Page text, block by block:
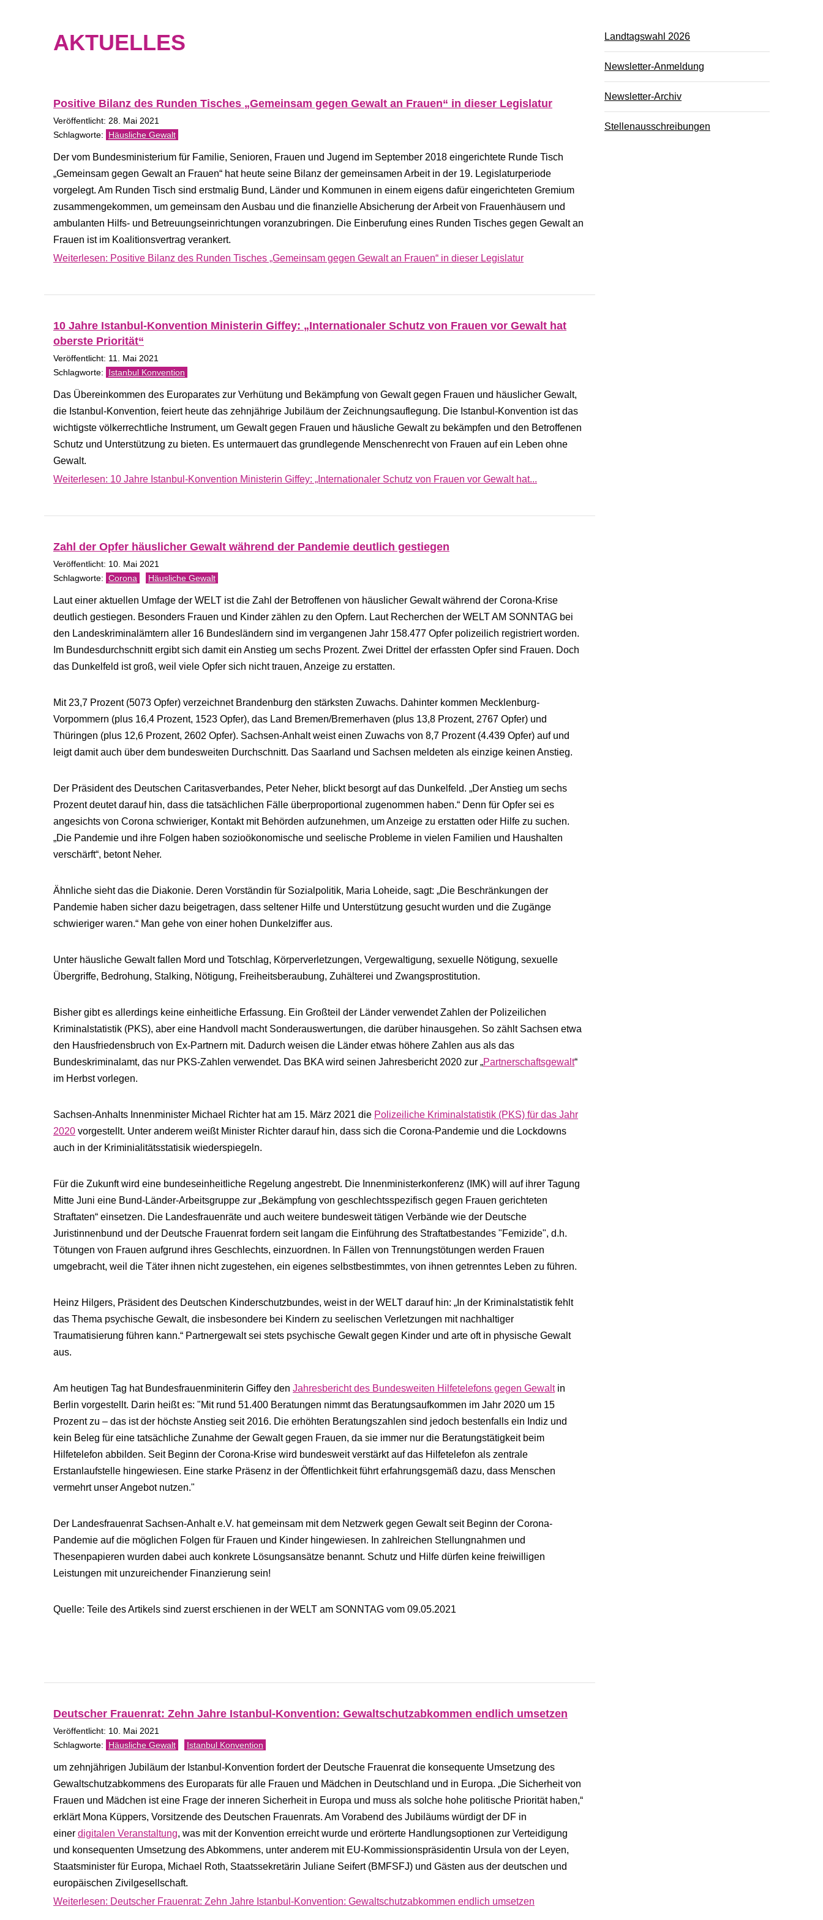
AKTUELLES
Positive Bilanz des Runden Tisches „Gemeinsam gegen Gewalt an Frauen“ in dieser Legislatur
Veröffentlicht: 28. Mai 2021
Häusliche Gewalt
Der vom Bundesministerium für Familie, Senioren, Frauen und Jugend im September 2018 eingerichtete Runde Tisch
„Gemeinsam gegen Gewalt an Frauen“ hat heute seine Bilanz der gemeinsamen Arbeit in der 19. Legislaturperiode
vorgelegt. Am Runden Tisch sind erstmalig Bund, Länder und Kommunen in einem eigens dafür eingerichteten Gremium
zusammengekommen, um gemeinsam den Ausbau und die finanzielle Absicherung der Arbeit von Frauenhäusern und
ambulanten Hilfs- und Betreuungseinrichtungen voranzubringen. Die Einberufung eines Runden Tisches gegen Gewalt an
Frauen ist im Koalitionsvertrag verankert.
Weiterlesen: Positive Bilanz des Runden Tisches „Gemeinsam gegen Gewalt an Frauen“ in dieser Legislatur
10 Jahre Istanbul-Konvention Ministerin Giffey: „Internationaler Schutz von Frauen vor Gewalt hat
oberste Priorität“
Veröffentlicht: 11. Mai 2021
Istanbul Konvention
Das Übereinkommen des Europarates zur Verhütung und Bekämpfung von Gewalt gegen Frauen und häuslicher Gewalt,
die Istanbul-Konvention, feiert heute das zehnjährige Jubiläum der Zeichnungsauflegung. Die Istanbul-Konvention ist das
wichtigste völkerrechtliche Instrument, um Gewalt gegen Frauen und häusliche Gewalt zu bekämpfen und den Betroffenen
Schutz und Unterstützung zu bieten. Es untermauert das grundlegende Menschenrecht von Frauen auf ein Leben ohne
Gewalt.
Weiterlesen: 10 Jahre Istanbul-Konvention Ministerin Giffey: „Internationaler Schutz von Frauen vor Gewalt hat...
Zahl der Opfer häuslicher Gewalt während der Pandemie deutlich gestiegen
Veröffentlicht: 10. Mai 2021
Corona Häusliche Gewalt
Laut einer aktuellen Umfage der WELT ist die Zahl der Betroffenen von häuslicher Gewalt während der Corona-Krise
deutlich gestiegen. Besonders Frauen und Kinder zählen zu den Opfern. Laut Recherchen der WELT AM SONNTAG bei
den Landeskriminalämtern aller 16 Bundesländern sind im vergangenen Jahr 158.477 Opfer polizeilich registriert worden.
Im Bundesdurchschnitt ergibt sich damit ein Anstieg um sechs Prozent. Zwei Drittel der erfassten Opfer sind Frauen. Doch
das Dunkelfeld ist groß, weil viele Opfer sich nicht trauen, Anzeige zu erstatten.
Mit 23,7 Prozent (5073 Opfer) verzeichnet Brandenburg den stärksten Zuwachs. Dahinter kommen Mecklenburg-
Vorpommern (plus 16,4 Prozent, 1523 Opfer), das Land Bremen/Bremerhaven (plus 13,8 Prozent, 2767 Opfer) und
Thüringen (plus 12,6 Prozent, 2602 Opfer). Sachsen-Anhalt weist einen Zuwachs von 8,7 Prozent (4.439 Opfer) auf und
leigt damit auch über dem bundesweiten Durchschnitt. Das Saarland und Sachsen meldeten als einzige keinen Anstieg.
Der Präsident des Deutschen Caritasverbandes, Peter Neher, blickt besorgt auf das Dunkelfeld. „Der Anstieg um sechs
Prozent deutet darauf hin, dass die tatsächlichen Fälle überproportional zugenommen haben.“ Denn für Opfer sei es
angesichts von Corona schwieriger, Kontakt mit Behörden aufzunehmen, um Anzeige zu erstatten oder Hilfe zu suchen.
„Die Pandemie und ihre Folgen haben sozioökonomische und seelische Probleme in vielen Familien und Haushalten
verschärft“, betont Neher.
Ähnliche sieht das die Diakonie. Deren Vorständin für Sozialpolitik, Maria Loheide, sagt: „Die Beschränkungen der
Pandemie haben sicher dazu beigetragen, dass seltener Hilfe und Unterstützung gesucht wurden und die Zugänge
schwieriger waren.“ Man gehe von einer hohen Dunkelziffer aus.
Unter häusliche Gewalt fallen Mord und Totschlag, Körperverletzungen, Vergewaltigung, sexuelle Nötigung, sexuelle
Übergriffe, Bedrohung, Stalking, Nötigung, Freiheitsberaubung, Zuhälterei und Zwangsprostitution.
Bisher gibt es allerdings keine einheitliche Erfassung. Ein Großteil der Länder verwendet Zahlen der Polizeilichen
Kriminalstatistik (PKS), aber eine Handvoll macht Sonderauswertungen, die darüber hinausgehen. So zählt Sachsen etwa
den Hausfriedensbruch von Ex-Partnern mit. Dadurch weisen die Länder etwas höhere Zahlen aus als das
Bundeskriminalamt, das nur PKS-Zahlen verwendet. Das BKA wird seinen Jahresbericht 2020 zur „Partnerschaftsgewalt“
im Herbst vorlegen.
Sachsen-​Anhalts Innenminister Michael Richter hat am 15. März 2021 die Polizeiliche Kriminalstatistik (PKS) für das Jahr
2020 vorgestellt. Unter anderem weißt Minister Richter darauf hin, dass sich die Corona-Pandemie und die Lockdowns
auch in der Kriminialitätsstatisik wiederspiegeln.
Für die Zukunft wird eine bundeseinheitliche Regelung angestrebt. Die Innenministerkonferenz (IMK) will auf ihrer Tagung
Mitte Juni eine Bund-Länder-Arbeitsgruppe zur „Bekämpfung von geschlechtsspezifisch gegen Frauen gerichteten
Straftaten“ einsetzen. Die Landesfrauenräte und auch weitere bundesweit tätigen Verbände wie der Deutsche
Juristinnenbund und der Deutsche Frauenrat fordern seit langam die Einführung des Straftatbestandes "Femizide", d.h.
Tötungen von Frauen aufgrund ihres Geschlechts, einzuordnen. In Fällen von Trennungstötungen werden Frauen
umgebracht, weil die Täter ihnen nicht zugestehen, ein eigenes selbstbestimmtes, von ihnen getrenntes Leben zu führen.
Heinz Hilgers, Präsident des Deutschen Kinderschutzbundes, weist in der WELT darauf hin: „In der Kriminalstatistik fehlt
das Thema psychische Gewalt, die insbesondere bei Kindern zu seelischen Verletzungen mit nachhaltiger
Traumatisierung führen kann.“ Partnergewalt sei stets psychische Gewalt gegen Kinder und arte oft in physische Gewalt
aus.
Am heutigen Tag hat Bundesfrauenminiterin Giffey den Jahresbericht des Bundesweiten Hilfetelefons gegen Gewaltin
Berlin vorgestellt. Darin heißt es: "Mit rund 51.400 Beratungen nimmt das Beratungsaufkommen im Jahr 2020 um 15
Prozent zu – das ist der höchste Anstieg seit 2016. Die erhöhten Beratungszahlen sind jedoch bestenfalls ein Indiz und
kein Beleg für eine tatsächliche Zunahme der Gewalt gegen Frauen, da sie immer nur die Beratungstätigkeit beim
Hilfetelefon abbilden. Seit Beginn der Corona-Krise wird bundesweit verstärkt auf das Hilfetelefon als zentrale
Erstanlaufstelle hingewiesen. Eine starke Präsenz in der Öffentlichkeit führt erfahrungsgemäß dazu, dass Menschen
vermehrt unser Angebot nutzen."
Der Landesfrauenrat Sachsen-Anhalt e.V. hat gemeinsam mit dem Netzwerk gegen Gewalt seit Beginn der Corona-
Pandemie auf die möglichen Folgen für Frauen und Kinder hingewiesen. In zahlreichen Stellungnahmen und
Thesenpapieren wurden dabei auch konkrete Lösungsansätze benannt. Schutz und Hilfe dürfen keine freiwilligen
Leistungen mit unzureichender Finanzierung sein!
Quelle: Teile des Artikels sind zuerst erschienen in der WELT am SONNTAG vom 09.05.2021
Deutscher Frauenrat: Zehn Jahre Istanbul-Konvention: Gewaltschutzabkommen endlich umsetzen
Veröffentlicht: 10. Mai 2021
Häusliche Gewalt Istanbul Konvention
um zehnjährigen Jubiläum der Istanbul-Konvention fordert der Deutsche Frauenrat die konsequente Umsetzung des
Gewaltschutzabkommens des Europarats für alle Frauen und Mädchen in Deutschland und in Europa. „Die Sicherheit von
Frauen und Mädchen ist eine Frage der inneren Sicherheit in Europa und muss als solche hohe politische Priorität haben,“
erklärt Mona Küppers, Vorsitzende des Deutschen Frauenrats. Am Vorabend des Jubiläums würdigt der DF in
einer digitalen Veranstaltung, was mit der Konvention erreicht wurde und erörterte Handlungsoptionen zur Verteidigung
und konsequenten Umsetzung des Abkommens, unter anderem mit EU-Kommissionspräsidentin Ursula von der Leyen,
Staatsminister für Europa, Michael Roth, Staatssekretärin Juliane Seifert (BMFSFJ) und Gästen aus der deutschen und
europäischen Zivilgesellschaft.
Weiterlesen: Deutscher Frauenrat: Zehn Jahre Istanbul-Konvention: Gewaltschutzabkommen endlich umsetzen
Landtagswahl 2026
Newsletter-Anmeldung
Newsletter-Archiv
Stellenausschreibungen